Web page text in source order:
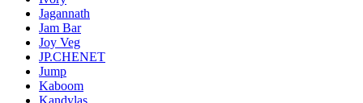
Jagannath
Jam Bar
Joy Veg
JP.CHENET
Jump
Kaboom